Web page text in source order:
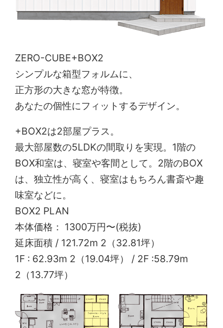
ZERO-CUBE+BOX2
シンプルな箱型フォルムに、
正方形の大きな窓が特徴。
あなたの個性にフィットするデザイン。
+BOX2は2部屋プラス。
最大部屋数の5LDKの間取りを実現。1階の
BOX和室は、寝室や客間として。2階のBOX
は、独立性が高く、寝室はもちろん書斎や趣
味室などに。
BOX2 PLAN
本体価格： 1300万円〜(税抜)
延床面積 / 121.72m 2（32.81坪）
1F : 62.93m 2（19.04坪） / 2F :58.79m
2（13.77坪）